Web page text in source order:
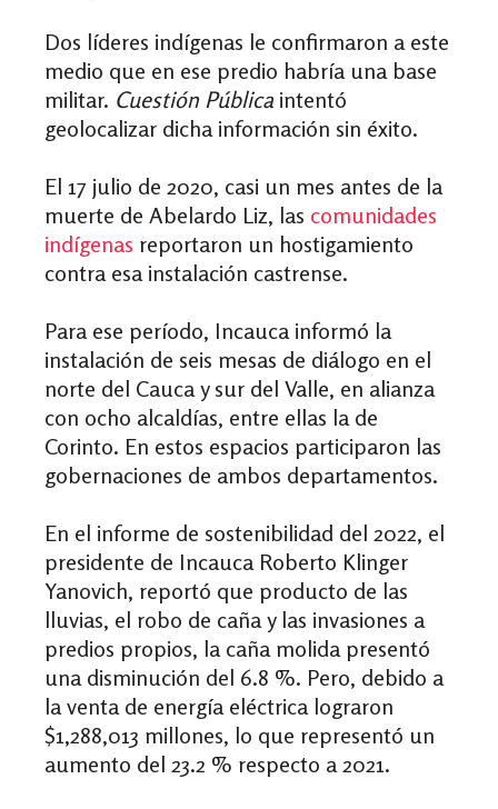
Dos líderes indígenas le confirmaron a este
medio que en ese predio habría una base
militar. Cuestión Pública intentó
geolocalizar dicha información sin éxito.
El 17 julio de 2020, casi un mes antes de la
muerte de Abelardo Liz, las comunidades
indígenas reportaron un hostigamiento
contra esa instalación castrense.
Para ese período, Incauca informó la
instalación de seis mesas de diálogo en el
norte del Cauca y sur del Valle, en alianza
con ocho alcaldías, entre ellas la de
Corinto. En estos espacios participaron las
gobernaciones de ambos departamentos.
En el informe de sostenibilidad del 2022, el
presidente de Incauca Roberto Klinger
Yanovich, reportó que producto de las
lluvias, el robo de caña y las invasiones a
predios propios, la caña molida presentó
una disminución del 6.8 %. Pero, debido a
la venta de energía eléctrica lograron
$1,288,013 millones, lo que representó un
aumento del 23.2 % respecto a 2021.